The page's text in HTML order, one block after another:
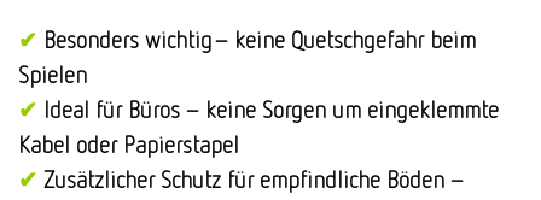
✔ Besonders wichtig– keine Quetschgefahr beim
Spielen
✔ Ideal für Büros – keine Sorgen um eingeklemmte
Kabel oder Papierstapel
✔ Zusätzlicher Schutz für empfindliche Böden –